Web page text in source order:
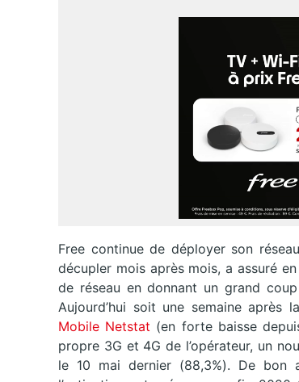
Free continue de déployer son
décupler mois après mois, a assuré
de réseau en donnant un grand
Aujourd’hui soit une semaine après
Mobile Netstat (en forte baisse
propre 3G et 4G de l’opérateur, un
le 10 mai dernier (88,3%). De bon